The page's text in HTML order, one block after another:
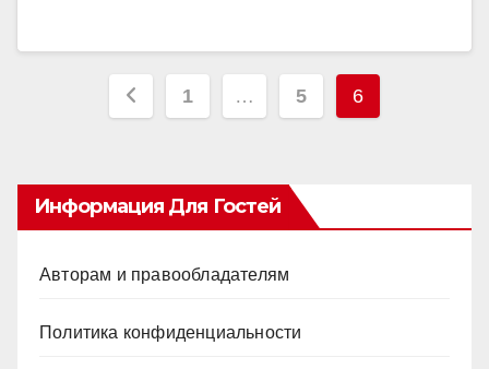
Пагинация
1 … 5 6
Информация Для Гостей
Авторам и правообладателям
Политика конфиденциальности